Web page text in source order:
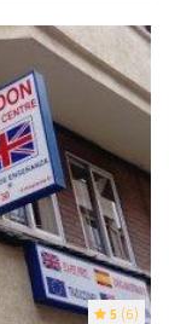
5 (6)